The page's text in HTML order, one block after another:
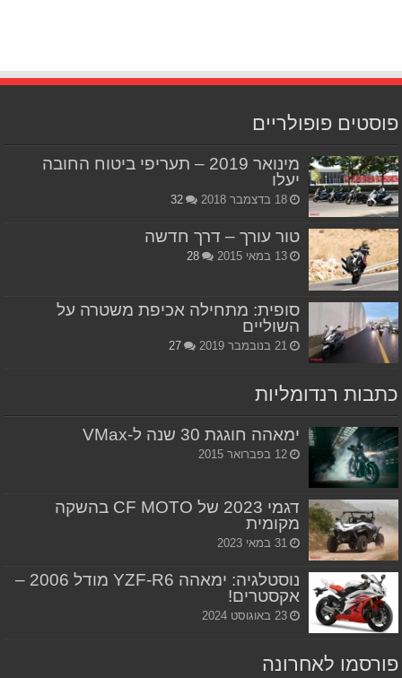
פוסטים פופולריים
מינואר 2019 – תעריפי ביטוח החובה
יעלו
18 בדצמבר 2018 32
טור עורך – דרך חדשה
13 במאי 2015 28
סופית: מתחילה אכיפת משטרה על
השוליים
21 בנובמבר 2019 27
כתבות רנדומליות
ימאהה חוגגת 30 שנה ל-VMax
12 בפברואר 2015
דגמי 2023 של CF MOTO בהשקה
מקומית
31 במאי 2023
נוסטלגיה: ימאהה YZF-R6 מודל 2006 –
אקסטרים!
23 באוגוסט 2024
פורסמו לאחרונה